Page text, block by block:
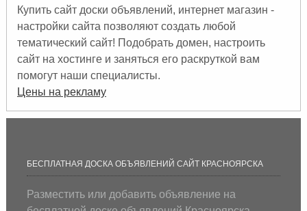
Купить сайт доски объявлений, интернет магазин -
настройки сайта позволяют создать любой
тематический сайт! Подобрать домен, настроить
сайт на хостинге и заняться его раскруткой вам
помогут наши специалисты.
Цены на рекламу
БЕСПЛАТНАЯ ДОСКА ОБЪЯВЛЕНИЙ САЙТ КРАСНОЯРСКА
Разместить или добавить объявление на